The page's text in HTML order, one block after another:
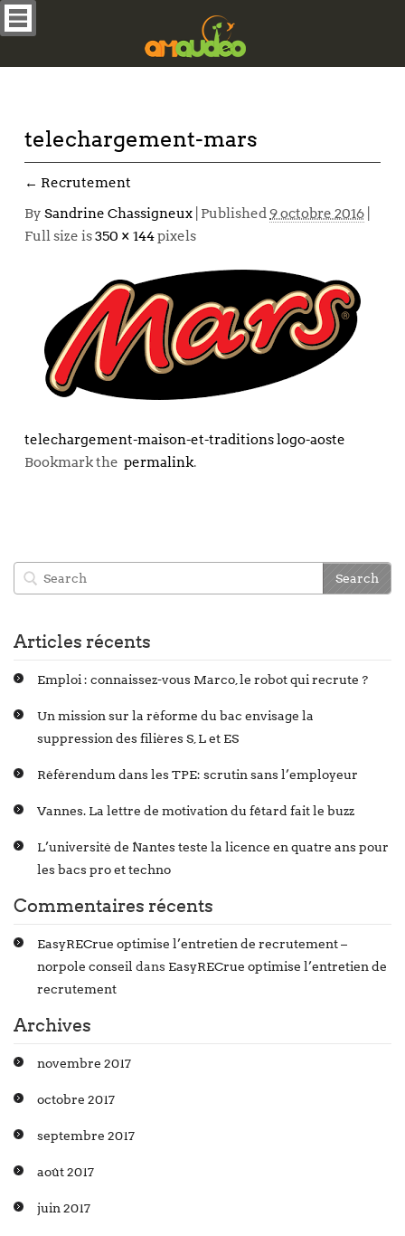
telechargement-mars
← Recrutement
By Sandrine Chassigneux Published9 octobre 2016
Full size is350 × 144pixels
telechargement-maison-et-traditionslogo-aoste
Bookmark the permalink.
Articles récents
Emploi : connaissez-vous Marco, le robot qui recrute ?
Un mission sur la réforme du bac envisage la
suppression des filières S, L et ES
Référendum dans les TPE: scrutin sans l’employeur
Vannes. La lettre de motivation du fêtard fait le buzz
L’université de Nantes teste la licence en quatre ans pour
les bacs pro et techno
Commentaires récents
EasyRECrue optimise l’entretien de recrutement –
norpole conseil dans EasyRECrue optimise l’entretien de
recrutement
Archives
novembre 2017
octobre 2017
septembre 2017
août 2017
juin 2017